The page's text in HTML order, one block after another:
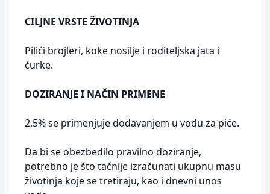
CILJNE VRSTE ŽIVOTINJA
Pilići brojleri, koke nosilje i roditeljska jata i
ćurke.
DOZIRANJE I NAČIN PRIMENE
2.5% se primenjuje dodavanjem u vodu za piće.
Da bi se obezbedilo pravilno doziranje,
potrebno je što tačnije izračunati ukupnu masu
životinja koje se tretiraju, kao i dnevni unos